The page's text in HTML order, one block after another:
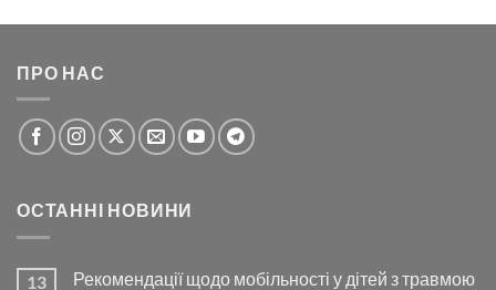
ПРО НАС
ОСТАННІ НОВИНИ
13
Рекомендації щодо мобільності у дітей з травмою